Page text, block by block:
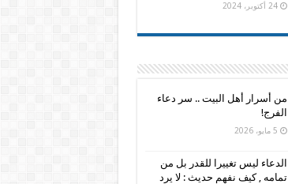
24 أكتوبر، 2024
من أسرار أهل البيت .. سر دعاء
الفرج!
5 مايو، 2026
الدعاء ليس تغييرا للقدر بل من
تمامه , كيف نفهم حديث : لا يرد